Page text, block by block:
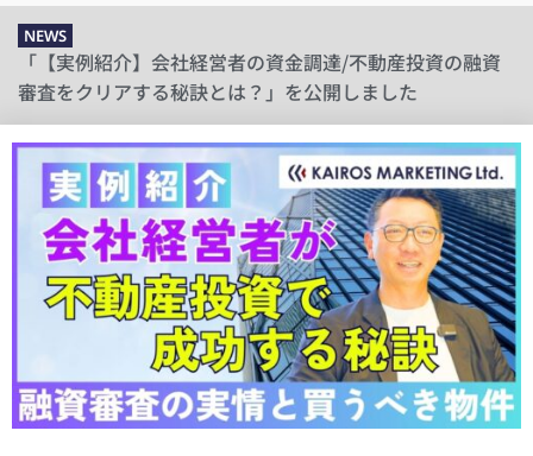
NEWS
「【実例紹介】会社経営者の資金調達/不動産投資の融資
審査をクリアする秘訣とは？」を公開しました